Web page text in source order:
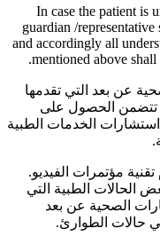
In case the patient is
guardian /
and accordingly all
mentioned above shall
عن بعد التي تقدمها
تتضمن الحصول على
الخدمات الطبية
مؤتمرات الفيديو.
الحالات الطبية التي
الصحية عن بعد
حالات الطوارئ.